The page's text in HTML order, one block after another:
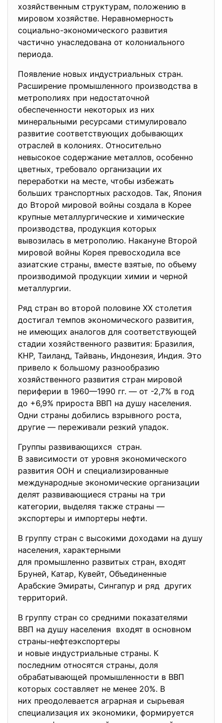
хозяйственным структурам, положению в
мировом хозяйстве. Неравномерность
социально-экономического развития
частично унаследована от колониального
периода.
Появление новых индустриальных стран.
Расширение промышленного производства в
метрополиях при недостаточной
обеспеченности некоторых из них
минеральными ресурсами стимулировало
развитие соответствующих добывающих
отраслей в колониях. Относительно
невысокое содержание металлов, особенно
цветных, требовало организации их
переработки на месте, чтобы избежать
больших транспортных расходов. Так, Япония
до Второй мировой войны создала в Корее
крупные металлургические и химические
производства, продукция которых
вывозилась в метрополию. Накануне Второй
мировой войны Корея превосходила все
азиатские страны, вместе взятые, по объему
производимой продукции химии и черной
металлургии.
Ряд стран во второй половине XX столетия
достигал темпов экономического развития,
не имеющих аналогов для соответствующей
стадии хозяйственного развития: Бразилия,
КНР, Таиланд, Тайвань, Индонезия, Индия. Это
привело к большому разнообразию
хозяйственного развития стран мировой
периферии в 1960—1990 гг. — от -2,7% в год
до +6,9% прироста ВВП на душу населения.
Одни страны добились взрывного роста,
другие — переживали резкий упадок.
Группы развивающихся стран.
В зависимости от уровня экономического
развития ООН и специализированные
международные экономические организации
делят развивающиеся страны на три
категории, выделяя также страны —
экспортеры и импортеры нефти.
В группу стран с высокими доходами на душу
населения, характерными
для промышленно развитых стран, входят
Бруней, Катар, Кувейт, Объединенные
Арабские Эмираты, Сингапур и ряд других
территорий.
В группу стран со средними показателями
ВВП на душу населения входят в основном
страны-нефтеэкспортеры
и новые индустриальные страны. К
последним относятся страны, доля
обрабатывающей промышленности в ВВП
которых составляет не менее 20%. В
них преодолевается аграрная и сырьевая
специализация их экономики, формируется